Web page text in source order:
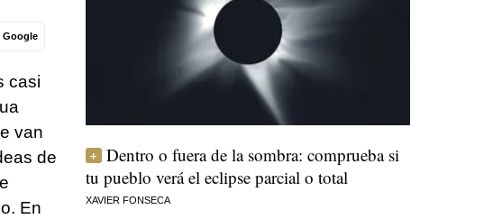
Google
casi
van
de
En
Dentro o fuera de la sombra: comprueba si
tu pueblo verá el eclipse parcial o total
XAVIER FONSECA